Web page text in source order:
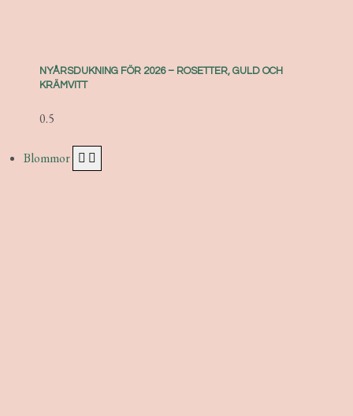
NYÅRSDUKNING FÖR 2026 – ROSETTER, GULD OCH
KRÄMVITT
Blommor